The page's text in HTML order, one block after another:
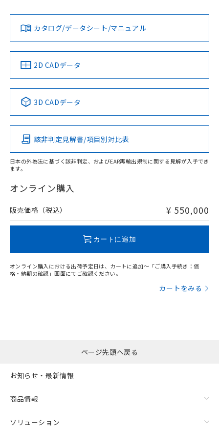
この製品のRoHS/REACH対応状況ページへ
LR型式承認
（イギリス
船舶規格）
DNV型式承認
（ノルウェー
BV型式承認
（フランス
KR型式
（韓国
No No No No
この製品の規格認証/適合状況ページへ
その他の認証はこちらのページからご検索ください
カタログ/データシート/マニュアル
2D CADデータ
3D CADデータ
該非判定見解書/項目別対比表
日本の外為法に基づく該非判定、およびEAR再輸出規制に関する見解が入手でき
ます。
オンライン購入
販売価格（税込） ¥ 550,000
カートに追加
オンライン購入における出荷予定日は、カートに追加～「ご購入手続き：価
格・納期の確認」画面にてご確認ください。
カートをみる
ページ先頭へ戻る
お知らせ・最新情報
商品情報
ソリューション